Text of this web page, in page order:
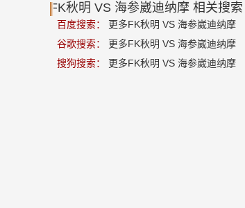
FK秋明 VS 海参崴迪纳摩 相关搜索
百度搜索：
更多FK秋明 VS 海参崴迪纳摩
谷歌搜索：
更多FK秋明 VS 海参崴迪纳摩
搜狗搜索：
更多FK秋明 VS 海参崴迪纳摩